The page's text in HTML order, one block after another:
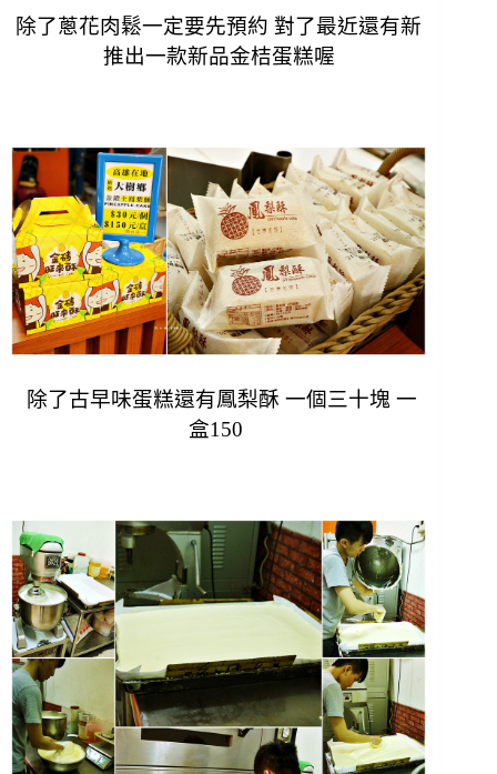
除了蔥花肉鬆一定要先預約 對了最近還有新
推出一款新品金桔蛋糕喔
除了古早味蛋糕還有鳳梨酥 一個三十塊 一
盒150